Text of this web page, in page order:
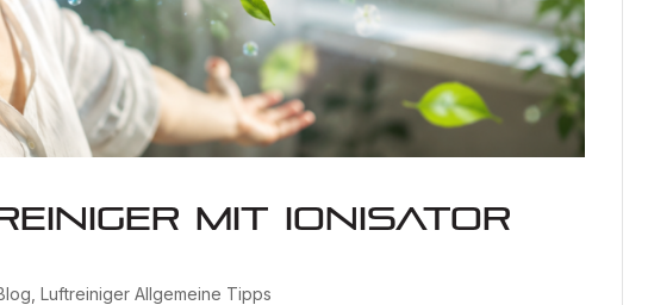
mit Ionisator
,Luftreiniger Allgemeine Tipps